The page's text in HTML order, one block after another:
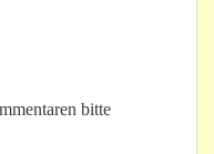
Ein Anreiz zum Abo?
bitte